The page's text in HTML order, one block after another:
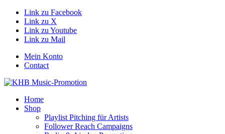
Link zu Facebook
Link zu X
Link zu Youtube
Link zu Mail
Mein Konto
Contact
Home
Shop
Playlist Pitching für Artists
Follower Reach Campaigns